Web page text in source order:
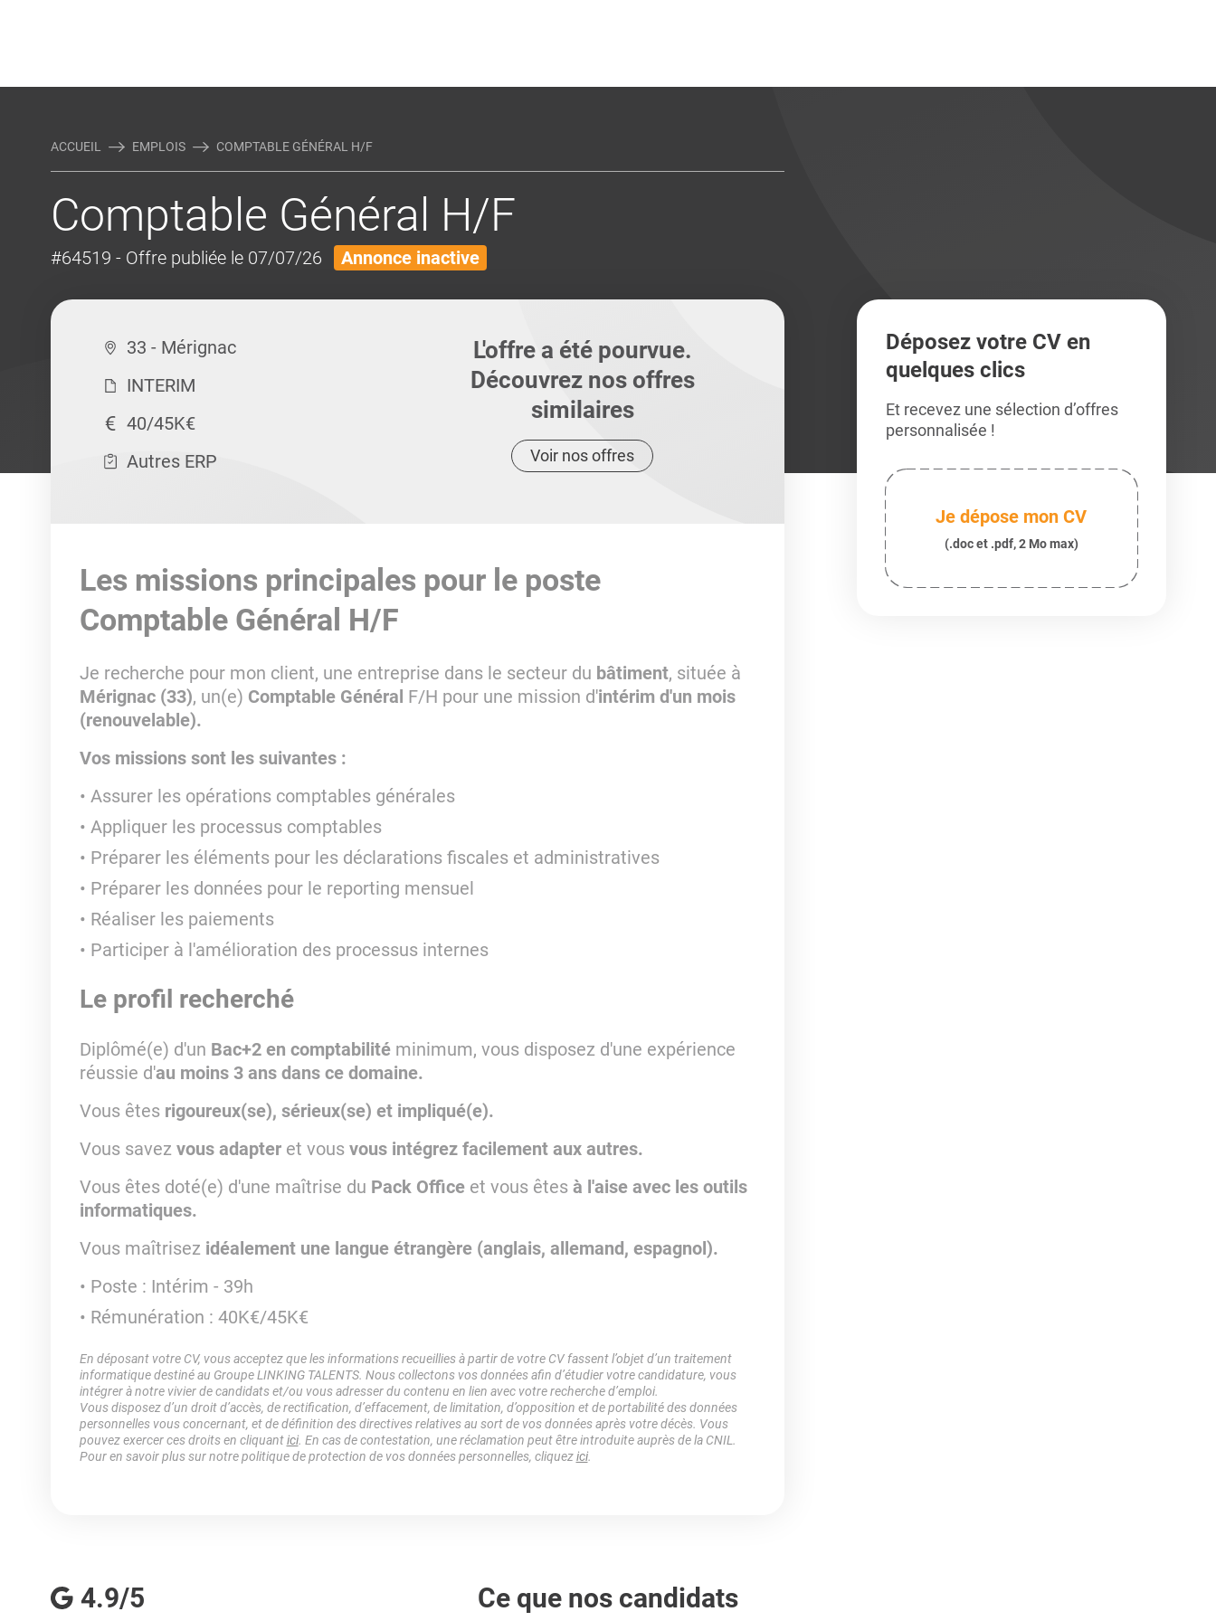
ACCUEIL EMPLOIS COMPTABLE GÉNÉRAL H/F
Comptable Général H/F
#64519 - Offre publiée le 07/07/26 Annonce inactive
33 - Mérignac
INTERIM
40/45K€
Autres ERP
L'offre a été pourvue.
Découvrez nos offres
similaires
Voir nos offres
Les missions principales pour le poste
Comptable Général H/F
Je recherche pour mon client, une entreprise dans le secteur du bâtiment, située à
Mérignac (33), un(e) Comptable Général F/H pour une mission d'intérim d'un mois
(renouvelable).
Vos missions sont les suivantes :
Assurer les opérations comptables générales
Appliquer les processus comptables
Préparer les éléments pour les déclarations fiscales et administratives
Préparer les données pour le reporting mensuel
Réaliser les paiements
Participer à l'amélioration des processus internes
Le profil recherché
Diplômé(e) d'un Bac+2 en comptabilité minimum, vous disposez d'une expérience
réussie d'au moins 3 ans dans ce domaine.
Vous êtes rigoureux(se), sérieux(se) et impliqué(e).
Vous savez vous adapter et vousvous intégrez facilement aux autres.
Vous êtes doté(e) d'une maîtrise du Pack Officeet vous êtes à l'aise avec les outils
informatiques.
Vous maîtrisez idéalement une langue étrangère (anglais, allemand, espagnol).
Poste : Intérim - 39h
Rémunération : 40K€/45K€
En déposant votre CV, vous acceptez que les informations recueillies à partir de votre CV fassent l’objet d’un traitement
informatique destiné au Groupe LINKING TALENTS. Nous collectons vos données afin d’étudier votre candidature, vous
intégrer à notre vivier de candidats et/ou vous adresser du contenu en lien avec votre recherche d’emploi.
Vous disposez d’un droit d’accès, de rectification, d’effacement, de limitation, d’opposition et de portabilité des données
personnelles vous concernant, et de définition des directives relatives au sort de vos données après votre décès. Vous
pouvez exercer ces droits en cliquantici. En cas de contestation, une réclamation peut être introduite auprès de la CNIL.
Pour en savoir plus sur notre politique de protection de vos données personnelles, cliquezici.
Déposez votre CV en
quelques clics
Et recevez une sélection d’offres
personnalisée !
Je dépose mon CV
(.doc et .pdf, 2 Mo max)
4.9/5
Ce que nos candidats